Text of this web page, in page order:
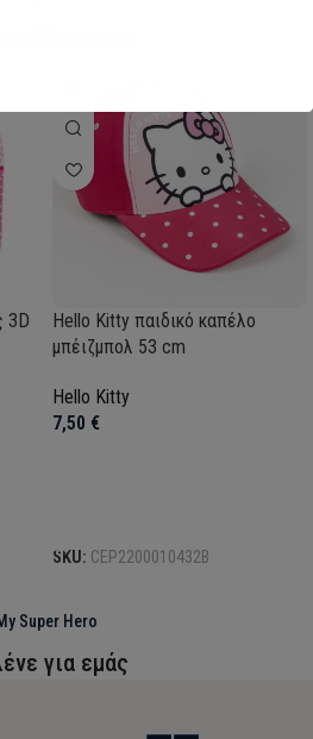
3D
Hello Kitty παιδικό καπέλο
μπέιζμπολ 53 cm
Hello Kitty
7,50 €
SKU: CEP2200010432B
Super Hero
για εμάς